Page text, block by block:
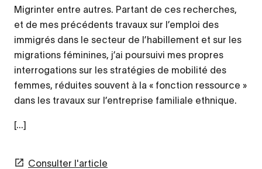
Migrinter entre autres. Partant de ces recherches,
et de mes précédents travaux sur l’emploi des
immigrés dans le secteur de l’habillement et sur les
migrations féminines, j’ai poursuivi mes propres
interrogations sur les stratégies de mobilité des
femmes, réduites souvent à la « fonction ressource »
dans les travaux sur l’entreprise familiale ethnique.
[...]
Consulter l'article